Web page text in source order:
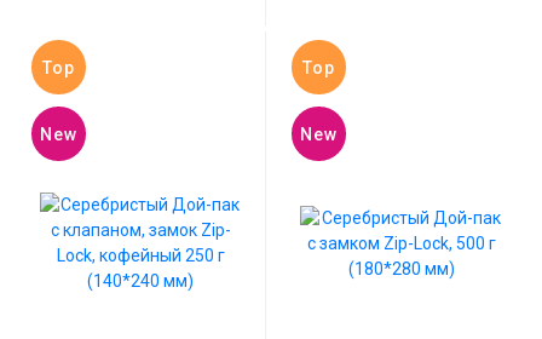
Top
New
Top
New